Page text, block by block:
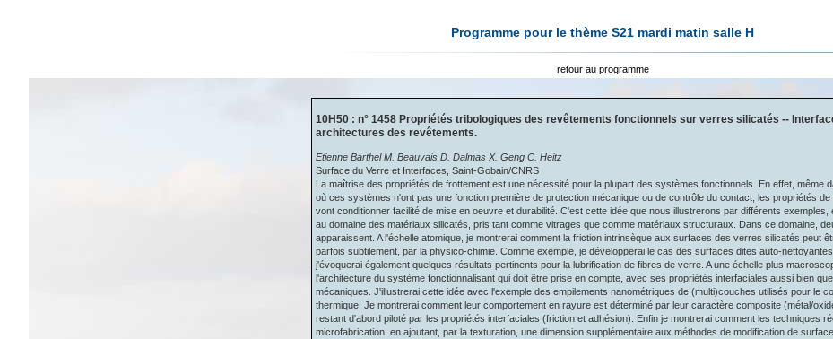
Programme pour le thème S21 mardi matin salle H
retour au programme
10H50 : n° 1458 Propriétés tribologiques des revêtements fonctionnels sur verres silicatés --
architectures des revêtements.
Etienne Barthel M. Beauvais D. Dalmas X. Geng C. Heitz
Surface du Verre et Interfaces, Saint-Gobain/CNRS
La maîtrise des propriétés de frottement est une nécessité pour la plupart des systèmes fonctionnels. En effet, même
où ces systèmes n'ont pas une fonction première de protection mécanique ou de contrôle du contact, les propriétés de
vont conditionner facilité de mise en oeuvre et durabilité. C'est cette idée que nous illustrerons par différents exemples,
au domaine des matériaux silicatés, pris tant comme vitrages que comme matériaux structuraux. Dans ce domaine,
apparaissent. A l'échelle atomique, je montrerai comment la friction intrinsèque aux surfaces des verres silicatés peut
parfois subtilement, par la physico-chimie. Comme exemple, je développerai le cas des surfaces dites auto-
j'évoquerai également quelques résultats pertinents pour la lubrification de fibres de verre. A une échelle plus
l'architecture du système fonctionnalisant qui doit être prise en compte, avec ses propriétés interfaciales aussi bien que
mécaniques. J'illustrerai cette idée avec l'exemple des empilements nanométriques de (multi)couches utilisés pour le
thermique. Je montrerai comment leur comportement en rayure est déterminé par leur caractère composite (métal/
restant d'abord piloté par les propriétés interfaciales (friction et adhésion). Enfin je montrerai comment les techniques
microfabrication, en ajoutant, par la texturation, une dimension supplémentaire aux méthodes de modification de